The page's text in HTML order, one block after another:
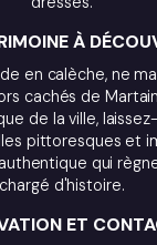
À
en calèche, ne
cachés de
de la ville,
pittoresques et
qui
chargé d'histoire.
ET